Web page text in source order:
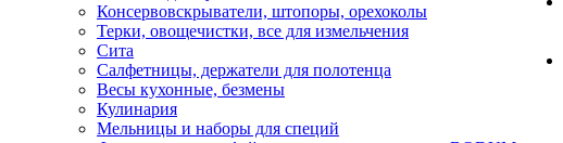
Консервовскрыватели, штопоры, орехоколы
Терки, овощечистки, все для измельчения
Сита
Салфетницы, держатели для полотенца
Весы кухонные, безмены
Кулинария
Мельницы и наборы для специй